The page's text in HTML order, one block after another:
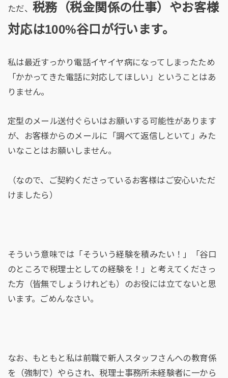
ただ、税務（税金関係の仕事）やお客様
対応は100%谷口が行います。
私は最近すっかり電話イヤイヤ病になってしまったため
「かかってきた電話に対応してほしい」ということはあ
りません。
定型のメール送付ぐらいはお願いする可能性があります
が、お客様からのメールに「調べて返信しといて」みた
いなことはお願いしません。
（なので、ご契約くださっているお客様はご安心いただ
けましたら）
そういう意味では「そういう経験を積みたい！」「谷口
のところで税理士としての経験を！」と考えてくださっ
た方（皆無でしょうけれども）のお役には立てないと思
います。ごめんなさい。
なお、もともと私は前職で新人スタッフさんへの教育係
を（強制で）やらされ、税理士事務所未経験者に一から